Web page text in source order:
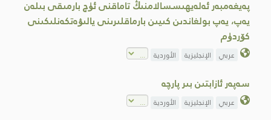
پەيغەمبەر ئەلەيھىسسالامنىڭ تاماقنى ئۈچ بارمىقى بىلەن
يەپ، يەپ بولغاندىن كىيىن بارماقلىرىنى يالىۋەتكەنلىكىنى
كۆردۈم
عربي الإنجليزية الأوردية
سەپەر ئازابتىن بىر پارچە
عربي الإنجليزية الأوردية